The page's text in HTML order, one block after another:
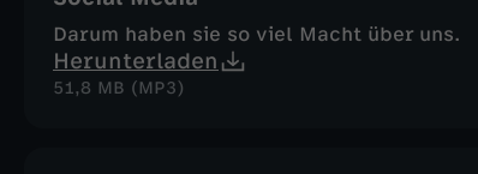
Darum haben sie so viel Macht über uns.
Herunterladen
51,8 MB (MP3)